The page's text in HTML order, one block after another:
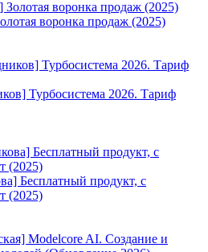
воронка продаж (2025)
Турбосистема 2026. Тариф
Бесплатный продукт, с
(2025)